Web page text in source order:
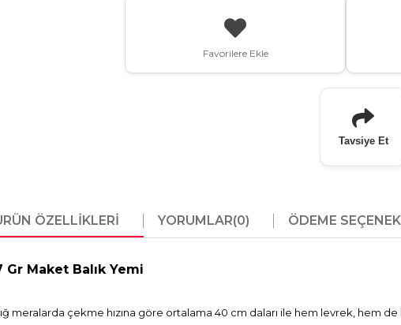
Favorilere Ekle
Tavsiye Et
ÖZELLIKLERI YORUMLAR(0) ÖDEME
Gr Maket Balık Yemi
meralarda çekme hızına göre ortalama 40 cm daları ile hem levrek, hem de